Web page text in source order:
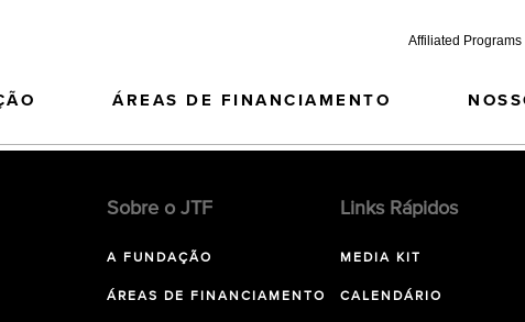
Affiliated Programs
ÁREAS DE FINANCIAMENTO
Sobre o JTF
A FUNDAÇÃO
ÁREAS DE FINANCIAMENTO
Links Rápidos
MEDIA KIT
CALENDÁRIO